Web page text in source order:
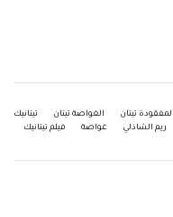
تيتان الغواصة تيتان
تيتانيك
ريم الشاذلي غواصة فيلم تيتانيك